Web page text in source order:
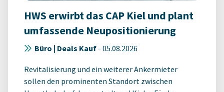
HWS erwirbt das CAP Kiel und plant
umfassende Neupositionierung
Büro | Deals Kauf - 05.08.2026
Revitalisierung und ein weiterer Ankermieter
sollen den prominenten Standort zwischen